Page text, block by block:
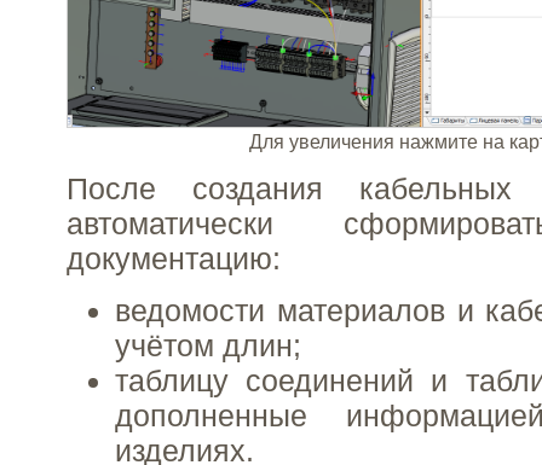
Для увеличения нажмите на
После создания
автоматически
документацию:
ведомости материалов и
учётом длин;
таблицу соединений и
дополненные
изделиях.